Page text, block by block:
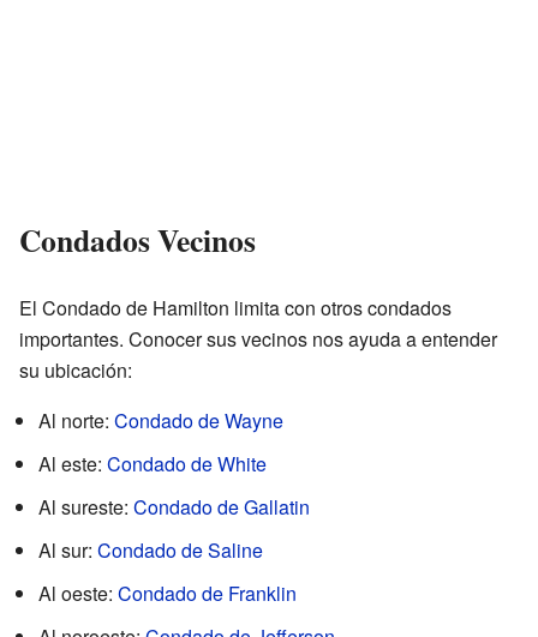
Condados Vecinos
El Condado de Hamilton limita con otros condados
importantes. Conocer sus vecinos nos ayuda a entender
su ubicación:
Al norte: Condado de Wayne
Al este: Condado de White
Al sureste: Condado de Gallatin
Al sur: Condado de Saline
Al oeste: Condado de Franklin